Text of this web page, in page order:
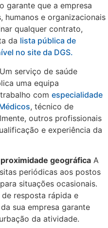
garante que a empresa
humanos e organizacionais
qualquer contrato,
da lista pública de
no site da DGS.
Um serviço de saúde
uma equipa
com especialidade
, técnico de
outros profissionais
e experiência da
geográfica A
periódicas aos postos
situações ocasionais.
resposta rápida e
sua empresa garante
da atividade.